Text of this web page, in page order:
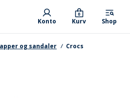
Konto Kurv
0
Shop
og sandaler Crocs